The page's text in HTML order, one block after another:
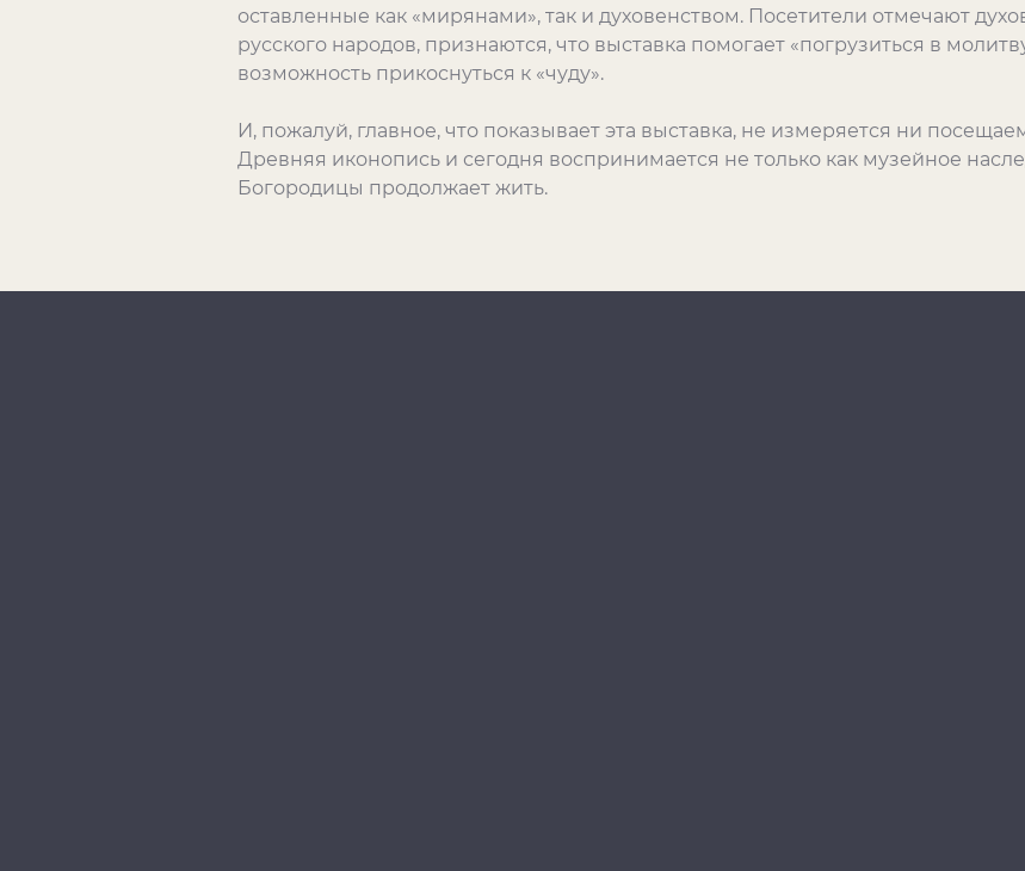
оставленные как «мирянами», так и духовенством. Посетители отмечают
русского народов, признаются, что выставка помогает «погрузиться в
возможность прикоснуться к «чуду».
И, пожалуй, главное, что показывает эта выставка, не измеряется ни
Древняя иконопись и сегодня воспринимается не только как музейное
Богородицы продолжает жить.